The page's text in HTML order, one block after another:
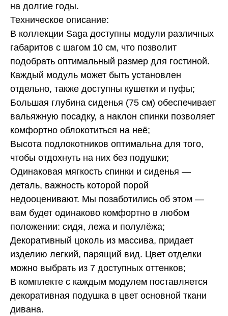
на долгие годы.
Техническое описание:
В коллекции Saga доступны модули различных
габаритов с шагом 10 см, что позволит
подобрать оптимальный размер для гостиной.
Каждый модуль может быть установлен
отдельно, также доступны кушетки и пуфы;
Большая глубина сиденья (75 см) обеспечивает
вальяжную посадку, а наклон спинки позволяет
комфортно облокотиться на неё;
Высота подлокотников оптимальна для того,
чтобы отдохнуть на них без подушки;
Одинаковая мягкость спинки и сиденья —
деталь, важность которой порой
недооценивают. Мы позаботились об этом —
вам будет одинаково комфортно в любом
положении: сидя, лежа и полулёжа;
Декоративный цоколь из массива, придает
изделию легкий, парящий вид. Цвет отделки
можно выбрать из 7 доступных оттенков;
В комплекте с каждым модулем поставляется
декоративная подушка в цвет основной ткани
дивана.